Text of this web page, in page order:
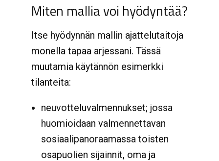
Miten mallia voi hyödyntää?
Itse hyödynnän mallin ajattelutaitoja
monella tapaa arjessani. Tässä
muutamia käytännön esimerkki
tilanteita:
neuvotteluvalmennukset; jossa
huomioidaan valmennettavan
sosiaalipanoraamassa toisten
osapuolien sijainnit, oma ja